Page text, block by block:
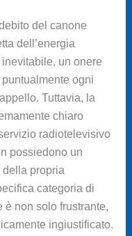
del canone
dell’energia
un onere
ogni
Tuttavia, la
chiaro
radiotelevisivo
possiedono un
della propria
categoria di
è non solo frustrante,
ingiustificato.